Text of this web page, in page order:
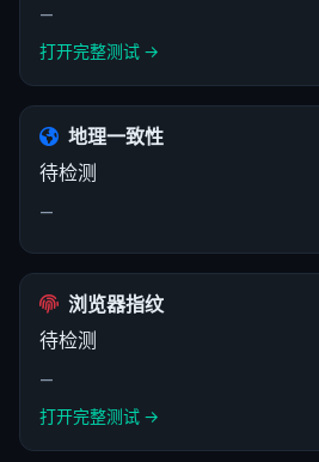
—
打开完整测试 →
地理一致性
待检测
—
浏览器指纹
待检测
—
打开完整测试 →